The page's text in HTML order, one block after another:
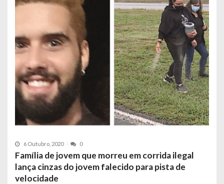
6 Outubro, 2020 0
Família de jovem que morreu em corrida ilegal
lança cinzas do jovem falecido para pista de
velocidade